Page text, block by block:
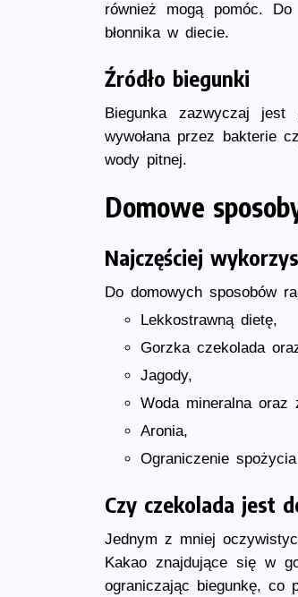
również mogą pomóc.
błonnika w diecie.
Źródło biegunki
Biegunka zazwyczaj
wywołana przez bakterie
wody pitnej.
Domowe
Najczęściej
Do domowych sposobów
Lekkostrawną dietę,
Gorzka czekolada
Jagody,
Woda mineralna oraz
Aronia,
Ograniczenie spożycia
Czy czekolada jest
Jednym z mniej
Kakao znajdujące się w
ograniczając biegunkę, co